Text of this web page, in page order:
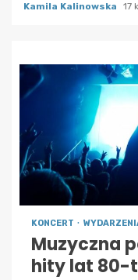
Kamila Kalinowska 17
KONCERT
Muzyczna
hity lat 80-